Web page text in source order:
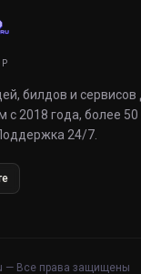
билдов и сервисов
с 2018 года, более 50
24/7.
— Все права защищены